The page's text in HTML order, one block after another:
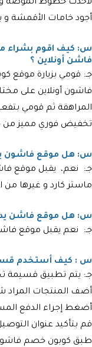
لأحدث خطوط الموضة
أجود خامات الأقمشة
س: كيف اقوم بشراء
فاشن أونلاين ؟
جـ: قومي بزيارة
فاشون أونلاين على
المراهقة ثم قومي
تخفيض فوري مميز من
س: هل موقع فاشون
جـ: نعم، يقبل موقع
ماستر كارد و غيرها من
س: هل موقع فاشن
جـ: نعم يقبل موقع
س : كيف أستخدم
جـ: يتم تطبيق قسيمة
أضف المنتجات المراد
أضغط إجراء الدفع
قم بتأكيد عنوان
طبق كوبون خصم